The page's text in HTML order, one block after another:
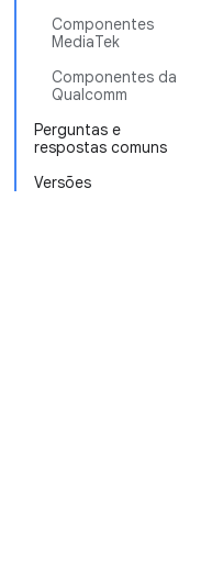
Componentes
MediaTek
Componentes da
Qualcomm
Perguntas e
respostas comuns
Versões